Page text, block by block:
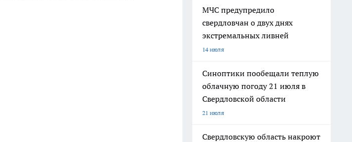
МЧС предупредило
свердловчан о двух днях
экстремальных ливней
14 июля
Синоптики пообещали теплую
облачную погоду 21 июля в
Свердловской области
21 июля
Свердловскую область накроют